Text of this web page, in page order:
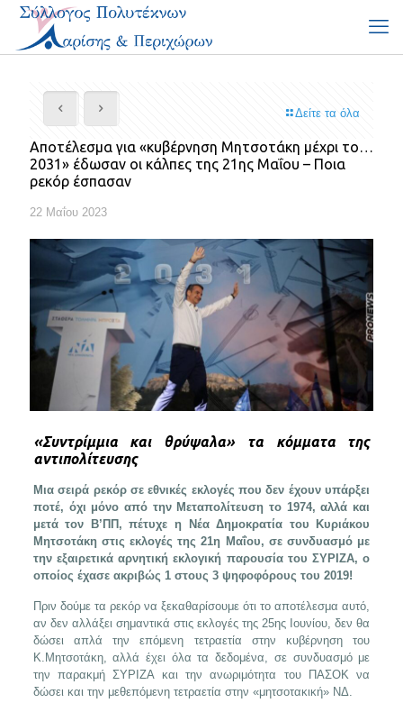
Δείτε τα όλα
Αποτέλεσμα για «κυβέρνηση Μητσοτάκη μέχρι το…
2031» έδωσαν οι κάλπες της 21ης Μαΐου – Ποια
ρεκόρ έσπασαν
22 Μαΐου 2023
«Συντρίμμια και θρύψαλα» τα κόμματα της
αντιπολίτευσης
Μια σειρά ρεκόρ σε εθνικές εκλογές που δεν έχουν υπάρξει
ποτέ, όχι μόνο από την Μεταπολίτευση το 1974, αλλά και
μετά τον Β’ΠΠ, πέτυχε η Νέα Δημοκρατία του Κυριάκου
Μητσοτάκη στις εκλογές της 21η Μαΐου, σε συνδυασμό με
την εξαιρετικά αρνητική εκλογική παρουσία του ΣΥΡΙΖΑ, ο
οποίος έχασε ακριβώς 1 στους 3 ψηφοφόρους του 2019!
Πριν δούμε τα ρεκόρ να ξεκαθαρίσουμε ότι το αποτέλεσμα αυτό,
αν δεν αλλάξει σημαντικά στις εκλογές της 25ης Ιουνίου, δεν θα
δώσει απλά την επόμενη τετραετία στην κυβέρνηση του
Κ.Μητσοτάκη, αλλά έχει όλα τα δεδομένα, σε συνδυασμό με
την παρακμή ΣΥΡΙΖΑ και την ανωριμότητα του ΠΑΣΟΚ να
δώσει και την μεθεπόμενη τετραετία στην «μητσοτακική» ΝΔ.